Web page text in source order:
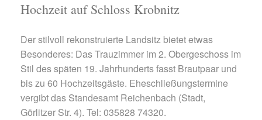
Hochzeit auf Schloss Krobnitz
Der stilvoll rekonstruierte Landsitz bietet etwas
Besonderes: Das Trauzimmer im 2. Obergeschoss im
Stil des späten 19. Jahrhunderts fasst Brautpaar und
bis zu 60 Hochzeitsgäste. Eheschließungstermine
vergibt das Standesamt Reichenbach (Stadt,
Görlitzer Str. 4). Tel: 035828 74320.